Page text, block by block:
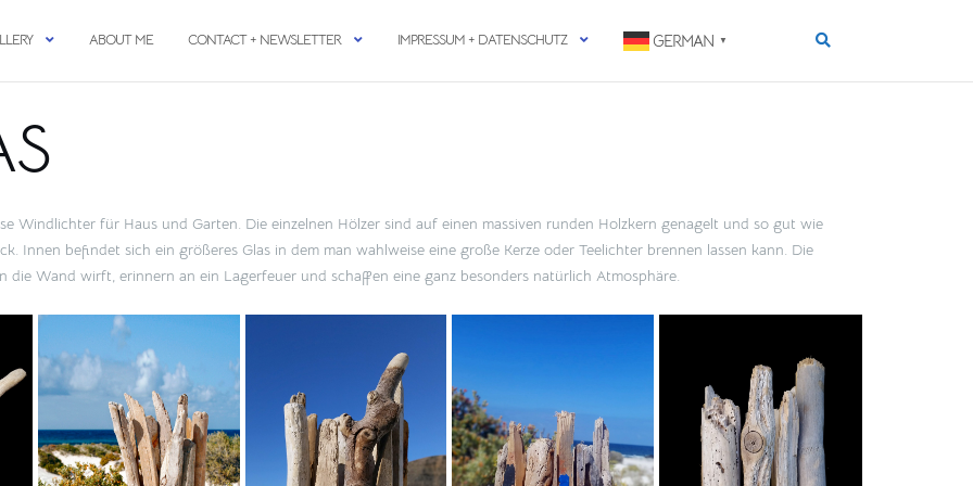
ABOUT ME CONTACT + NEWSLETTER IMPRESSUM + DATENSCHUTZ GERMAN ▼
Windlichter für Haus und Garten. Die einzelnen Hölzer sind auf einen massiven runden Holzkern genagelt und so gut wie
Innen befindet sich ein größeres Glas in dem man wahlweise eine große Kerze oder Teelichter brennen lassen kann. Die
die Wand wirft, erinnern an ein Lagerfeuer und schaffen eine ganz besonders natürlich Atmosphäre.